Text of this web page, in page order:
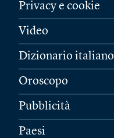
Privacy e cookie
Video
Dizionario italiano
Oroscopo
Pubblicità
Paesi